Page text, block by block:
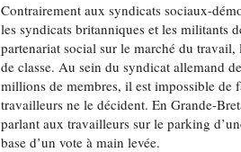
Contrairement aux syndicats sociaux-
les syndicats britanniques et les militants
partenariat social sur le marché du
de classe. Au sein du syndicat allemand
millions de membres, il est impossible de
travailleurs ne le décident. En Grande-
parlant aux travailleurs sur le parking
base d’un vote à main levée.